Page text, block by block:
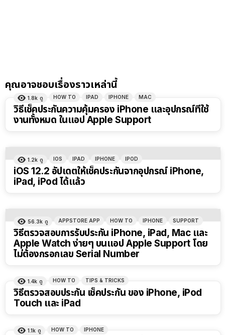
คุณอาจชอบเรื่องราวเหล่านี้
1.8k ดู HOW TO IPAD IPHONE MAC
วิธีเช็คประกันความคุ้มครอง iPhone และอุปกรณ์ที่ใช้
งานทั้งหมด ในแอป Apple Support
1.2k ดู IOS IPAD IPHONE IPOD
iOS 12.2 อัปเดตให้เช็คประกันจากอุปกรณ์ iPhone,
iPad, iPod ได้แล้ว
56.3k ดู APPSTORE APP HOW TO IPHONE SUPPORT
วิธีตรวจสอบการรับประกัน iPhone, iPad, Mac และ
Apple Watch ง่ายๆ บนแอป Apple Support โดย
ไม่ต้องกรอกเลข Serial Number
1.4k ดู HOW TO TIPS & TRICKS
วิธีตรวจสอบประกัน เช็คประกัน ของ iPhone, iPod
Touch และ iPad
1.1k ดู HOW TO IPHONE